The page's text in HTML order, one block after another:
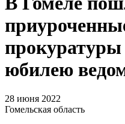
прокуратуры
юбилею
28 июня 2022
Гомельская область